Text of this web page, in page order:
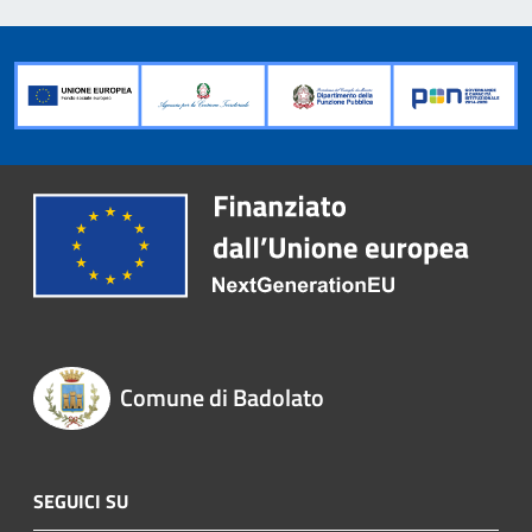
Comune di Badolato
SEGUICI SU